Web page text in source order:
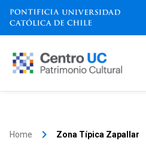
Home keyboard_arrow_right Zona Típica Zapallar